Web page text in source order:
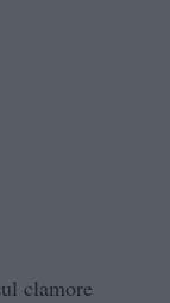
clamore